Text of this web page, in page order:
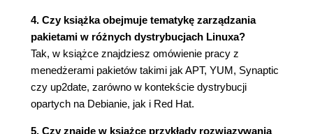
programów (103)
2.2.4. Zrozumieć biblioteki (104)
2.3. Proces kompilacji (109)
2.3.1. Narzędzia kompilacji GNU (110)
2.3.2. Etap konfiguracji (skrypt configure)
(111)
4. Czy książka obejmuje tematykę zarządzania
pakietami w różnych dystrybucjach Linuxa?
Tak, w książce znajdziesz omówienie pracy z
menedżerami pakietów takimi jak APT, YUM, Synaptic
czy up2date, zarówno w kontekście dystrybucji
opartych na Debianie, jak i Red Hat.
5. Czy znajdę w książce przykłady rozwiązywania